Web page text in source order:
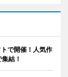
で開催！人気作
結！